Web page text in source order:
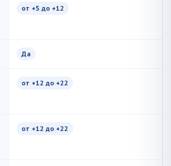
от +5 до +12
Да
от +12 до +22
от +12 до +22